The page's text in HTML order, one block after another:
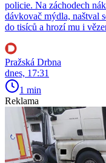
policie. Na záchodech
dávkovač mýdla, naštval
do tisíců a hrozí mu i
Pražská Drbna
dnes, 17:31
1 min
Reklama